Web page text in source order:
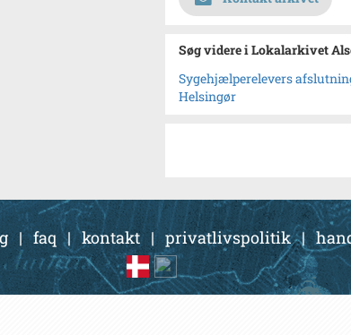
Søg videre i Lokalarkivet
Sygehjælperelevers
Helsingør
|faq |kontakt| privatlivspolitik|